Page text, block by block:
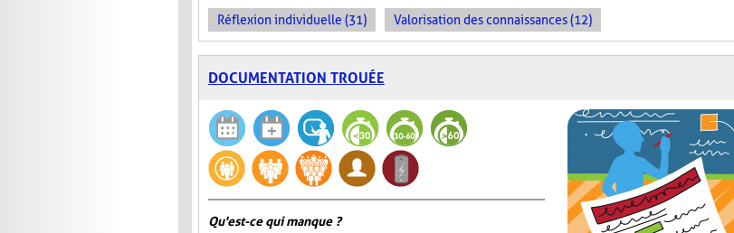
Réflexion individuelle (31) Valorisation des connaissances (12)
DOCUMENTATION TROUÉE
Qu'est-ce qui manque ?